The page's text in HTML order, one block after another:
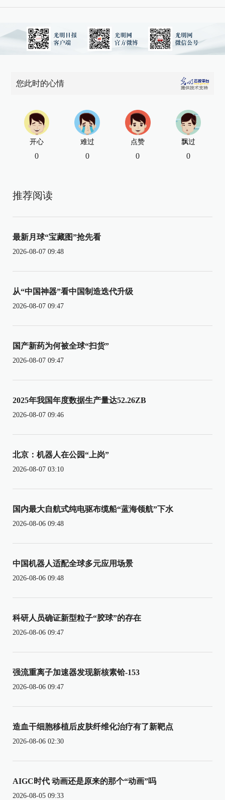
您此时的心情
开心
0
难过
0
点赞
0
飘过
0
推荐阅读
最新月球“宝藏图”抢先看
2026-08-07 09:48
从“中国神器”看中国制造迭代升级
2026-08-07 09:47
国产新药为何被全球“扫货”
2026-08-07 09:47
2025年我国年度数据生产量达52.26ZB
2026-08-07 09:46
北京：机器人在公园“上岗”
2026-08-07 03:10
国内最大自航式纯电驱布缆船“蓝海领航”下水
2026-08-06 09:48
中国机器人适配全球多元应用场景
2026-08-06 09:48
科研人员确证新型粒子“胶球”的存在
2026-08-06 09:47
强流重离子加速器发现新核素铪-153
2026-08-06 09:47
造血干细胞移植后皮肤纤维化治疗有了新靶点
2026-08-06 02:30
AIGC时代 动画还是原来的那个“动画”吗
2026-08-05 09:33